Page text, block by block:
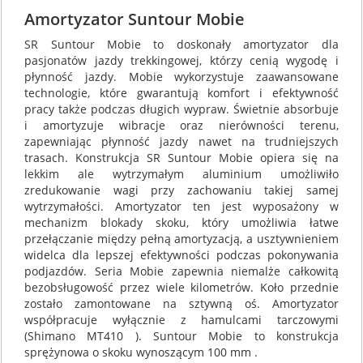
Amortyzator Suntour Mobie
SR Suntour Mobie to doskonały amortyzator dla
pasjonatów jazdy trekkingowej, którzy cenią wygodę i
płynność jazdy. Mobie wykorzystuje zaawansowane
technologie, które gwarantują komfort i efektywność
pracy także podczas długich wypraw. Świetnie absorbuje
i amortyzuje wibracje oraz nierówności terenu,
zapewniając płynność jazdy nawet na trudniejszych
trasach. Konstrukcja SR Suntour Mobie opiera się na
lekkim ale wytrzymałym aluminium umożliwiło
zredukowanie wagi przy zachowaniu takiej samej
wytrzymałości. Amortyzator ten jest wyposażony w
mechanizm blokady skoku, który umożliwia łatwe
przełączanie między pełną amortyzacją, a usztywnieniem
widelca dla lepszej efektywności podczas pokonywania
podjazdów. Seria Mobie zapewnia niemalże całkowitą
bezobsługowość przez wiele kilometrów. Koło przednie
zostało zamontowane na sztywną oś. Amortyzator
współpracuje wyłącznie z hamulcami tarczowymi
(Shimano MT410 ). Suntour Mobie to konstrukcja
sprężynowa o skoku wynoszącym 100 mm .